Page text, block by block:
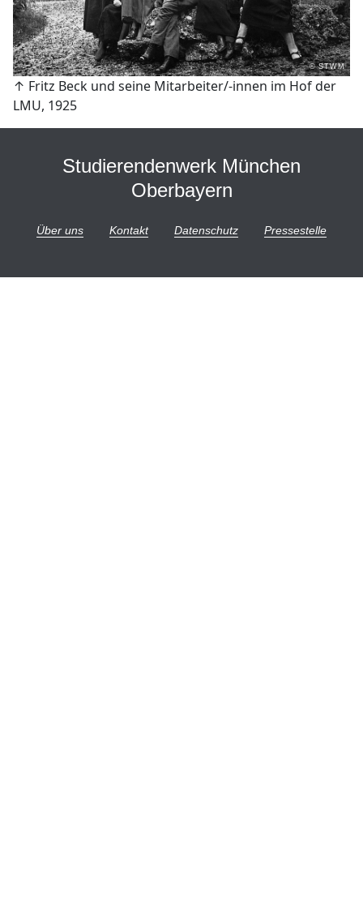
© STWM
↑ Fritz Beck und seine Mitarbeiter/-innen im Hof der
LMU, 1925
Studierendenwerk München
Oberbayern
Über uns Kontakt Datenschutz Pressestelle